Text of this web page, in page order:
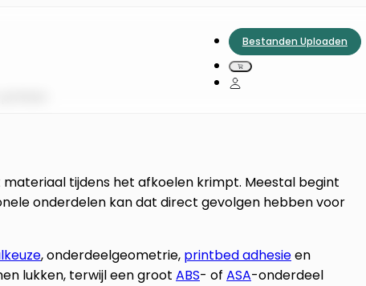
Bestanden Uploaden
tijdens het afkoelen krimpt. Meestal begint
onderdelen kan dat direct gevolgen hebben voor
, onderdeelgeometrie, printbed adhesieen
lukken, terwijl een groot ABS- of ASA-onderdeel